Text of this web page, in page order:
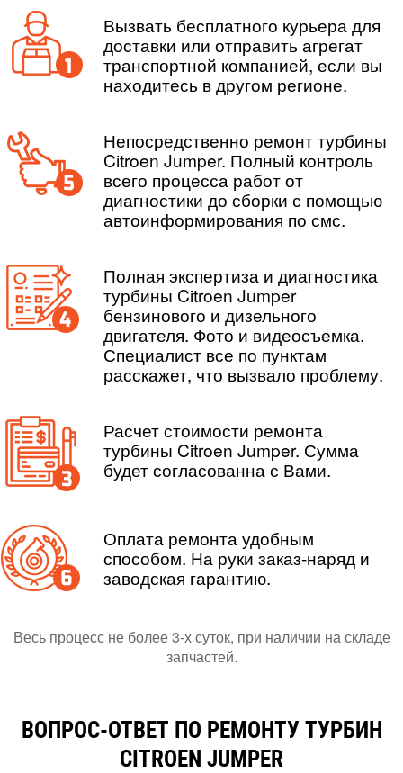
Вызвать бесплатного курьера для
доставки или отправить агрегат
транспортной компанией, если вы
находитесь в другом регионе.
Непосредственно ремонт турбины
Citroen Jumper. Полный контроль
всего процесса работ от
диагностики до сборки с помощью
автоинформирования по смс.
Полная экспертиза и диагностика
турбины Citroen Jumper
бензинового и дизельного
двигателя. Фото и видеосъемка.
Специалист все по пунктам
расскажет, что вызвало проблему.
Расчет стоимости ремонта
турбины Citroen Jumper. Сумма
будет согласованна с Вами.
Оплата ремонта удобным
способом. На руки заказ-наряд и
заводская гарантию.
Весь процесс не более 3-х суток, при наличии на складе
запчастей.
ВОПРОС-ОТВЕТ ПО РЕМОНТУ ТУРБИН
CITROEN JUMPER